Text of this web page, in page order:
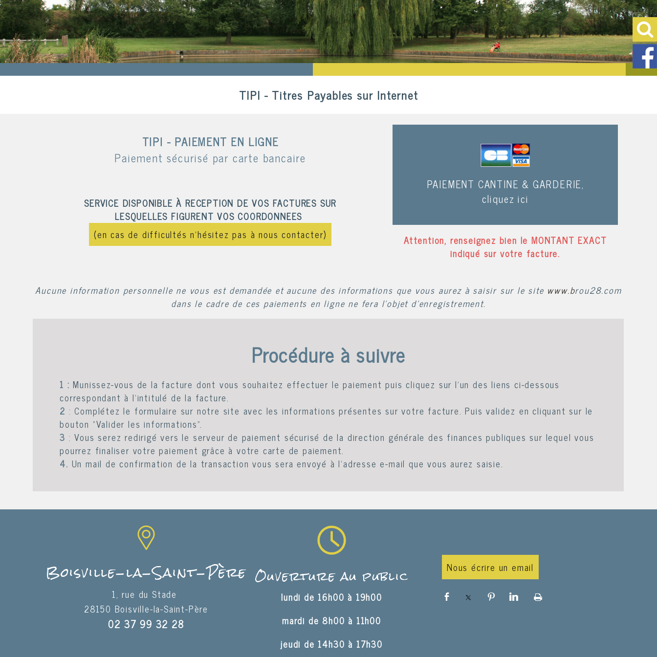
TIPI - Titres Payables sur Internet
TIPI - PAIEMENT EN LIGNE
Paiement sécurisé par carte bancaire
SERVICE DISPONIBLE À RECEPTION DE VOS FACTURES SUR
LESQUELLES FIGURENT VOS COORDONNEES
(en cas de difficultés n'hésitez pas à nous contacter)
PAIEMENT CANTINE & GARDERIE,
cliquez ici
Attention, renseignez bien le MONTANT EXACT
indiqué sur votre facture.
Aucune information personnelle ne vous est demandée et aucune des informations que vous aurez à saisir sur le site www.brou28.com
dans le cadre de ces paiements en ligne ne fera l'objet d'enregistrement.
Procédure à suivre
1 : Munissez-vous de la facture dont vous souhaitez effectuer le paiement puis cliquez sur l'un des liens ci-dessous
correspondant à l'intitulé de la facture.
2 : Complétez le formulaire sur notre site avec les informations présentes sur votre facture. Puis validez en cliquant sur le
bouton "Valider les informations".
3 : Vous serez redirigé vers le serveur de paiement sécurisé de la direction générale des finances publiques sur lequel vous
pourrez finaliser votre paiement grâce à votre carte de paiement.
4. Un mail de confirmation de la transaction vous sera envoyé à l'adresse e-mail que vous aurez saisie.
Boisville-la-Saint-Père
1, rue du Stade
28150 Boisville-la-Saint-Père
02 37 99 32 28
Ouverture au public
lundi de 16h00 à 19h00
mardi de 8h00 à 11h00
jeudi de 14h30 à 17h30
Nous écrire un email